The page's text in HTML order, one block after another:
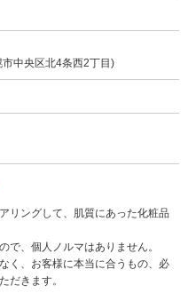
中央区北4条西2丁目)
リングして、肌質にあった化粧品
で、個人ノルマはありません。
く、お客様に本当に合うもの、必
だきます。